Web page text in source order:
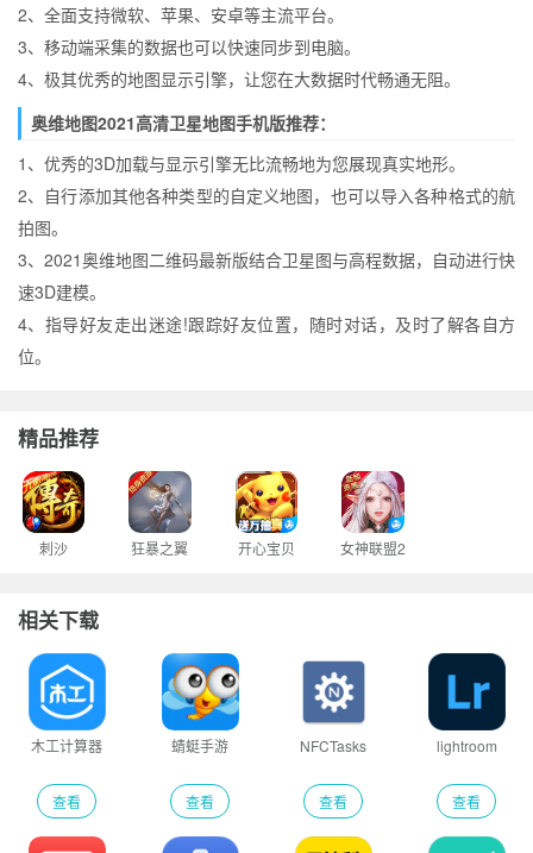
2、全面支持微软、苹果、安卓等主流平台。
3、移动端采集的数据也可以快速同步到电脑。
4、极其优秀的地图显示引擎，让您在大数据时代畅通无阻。
奥维地图2021高清卫星地图手机版推荐：
1、优秀的3D加载与显示引擎无比流畅地为您展现真实地形。
2、自行添加其他各种类型的自定义地图，也可以导入各种格式的航
拍图。
3、2021奥维地图二维码最新版结合卫星图与高程数据，自动进行快
速3D建模。
4、指导好友走出迷途!跟踪好友位置，随时对话，及时了解各自方
位。
精品推荐
刺沙 狂暴之翼 开心宝贝 女神联盟2
相关下载
木工计算器
查看
蜻蜓手游
查看
NFCTasks
查看
lightroom
查看